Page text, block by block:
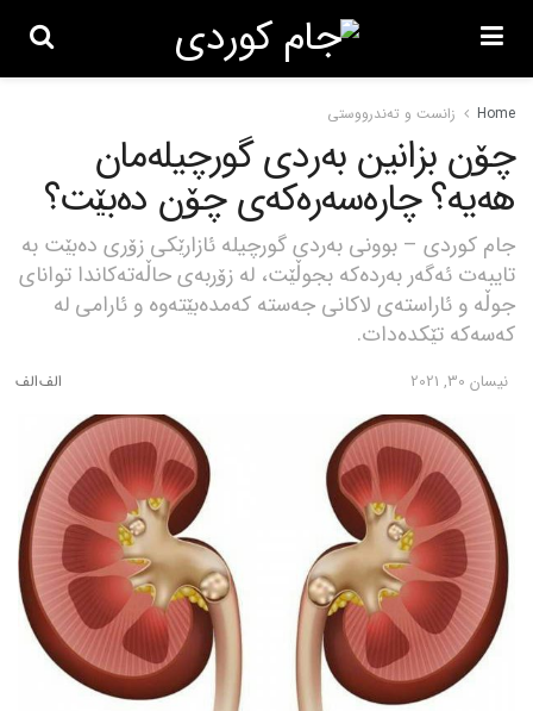
Home زانست و تەندرووستی
چۆن بزانین بەردی گورچیلەمان
هەیە؟ چارەسەرەکەی چۆن دەبێت؟
جام کوردی – بوونی بەردی گورچیلە ئازارێکی زۆری دەبێت بە
تایبەت ئەگەر بەردەکە بجوڵێت، لە زۆربەی حاڵەتەکاندا توانای
جوڵە و ئاراستەی لاکانی جەستە کەمدەبێتەوە و ئارامی لە
کەسەکە تێکدەدات.
نیسان 30, 2021